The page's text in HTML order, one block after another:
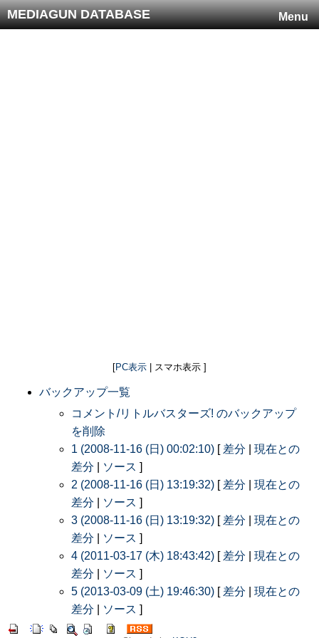
Menu
MEDIAGUN DATABASE
[PC表示 | スマホ表示 ]
バックアップ一覧
コメント/リトルバスターズ! のバックアップ
を削除
1 (2008-11-16 (日) 00:02:10) [ 差分
現在との
差分
ソース ]
2 (2008-11-16 (日) 13:19:32) [ 差分
現在との
差分
ソース ]
3 (2008-11-16 (日) 13:19:32) [ 差分
現在との
差分
ソース ]
4 (2011-03-17 (木) 18:43:42) [ 差分
現在との
差分
ソース ]
5 (2013-03-09 (土) 19:46:30) [ 差分
現在との
差分
ソース ]